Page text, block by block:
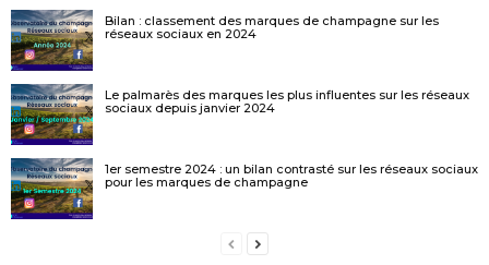
Bilan : classement des marques de champagne sur les
réseaux sociaux en 2024
Le palmarès des marques les plus influentes sur les réseaux
sociaux depuis janvier 2024
1er semestre 2024 : un bilan contrasté sur les réseaux sociaux
pour les marques de champagne